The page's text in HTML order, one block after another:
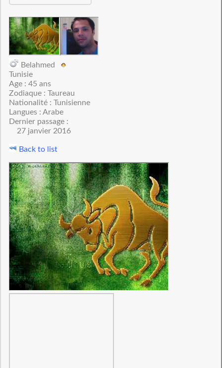
Belahmed
Tunisie
Age : 45 ans
Zodiaque : Taureau
Nationalité : Tunisienne
Langues : Arabe
Dernier passage :
27 janvier 2016
Back to list